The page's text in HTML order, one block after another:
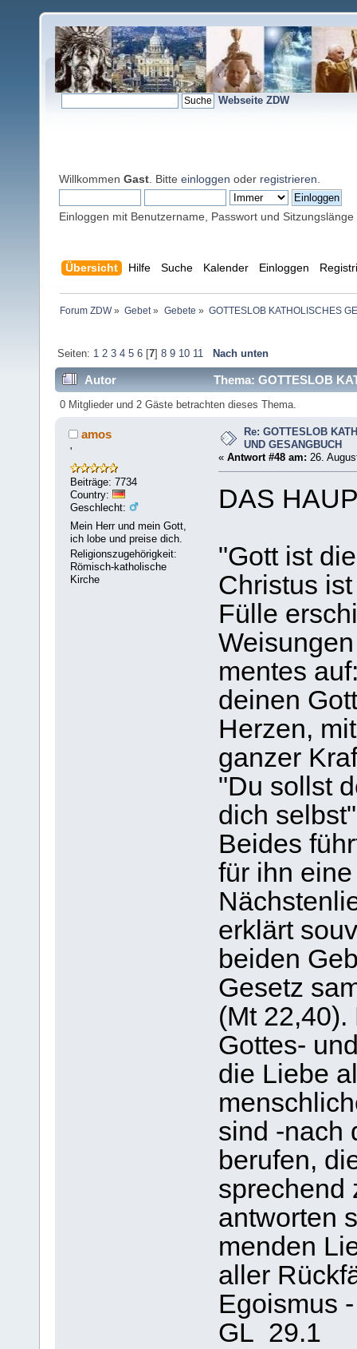
Webseite ZDW
Willkommen Gast . Bitte einloggen oder registrieren
Einloggen mit Benutzername, Passwort und Sitzungslänge
Übersicht Hilfe Suche Kalender Einloggen
Forum ZDW» Gebet» Gebete » GOTTESLOB KATHOLISCHES
Seiten: 1 2 3 4 5 6[7] 8 9 10 11 Nach unten
Autor Thema: GOTTESLOB
0 Mitglieder und 2 Gäste betrachten dieses Thema.
amos
'
Beiträge: 7734
Country:
Geschlecht:
Mein Herr und mein Gott,
ich lobe und preise dich.
Religionszugehörigkeit:
Römisch-katholische
Kirche
Re: GOTTESLOB
UND GESANGBUCH
« Antwort #48 am: 26.
DAS
"Gott ist
Christus
Fülle
mentes
deinen
Herzen,
ganzer
"Du sollst
dich
Beides
für ihn
erklärt
beiden
Gesetz
(Mt
Gottes-
die Liebe
sind -nach
berufen,
sprechend
antworten
menden
aller
Egoismus
GL 29.1